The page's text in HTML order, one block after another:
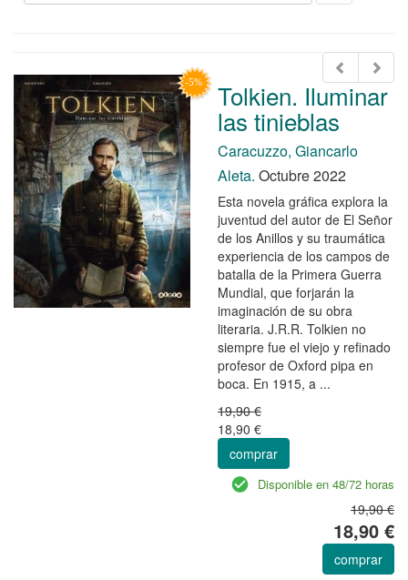
Tolkien. Iluminar
las tinieblas
Caracuzzo, Giancarlo
Aleta. Octubre 2022
Esta novela gráfica explora la
juventud del autor de El Señor
de los Anillos y su traumática
experiencia de los campos de
batalla de la Primera Guerra
Mundial, que forjarán la
imaginación de su obra
literaria. J.R.R. Tolkien no
siempre fue el viejo y refinado
profesor de Oxford pipa en
boca. En 1915, a ...
19,90 €
18,90 €
comprar
Disponible en 48/72 horas
19,90 €
18,90 €
comprar